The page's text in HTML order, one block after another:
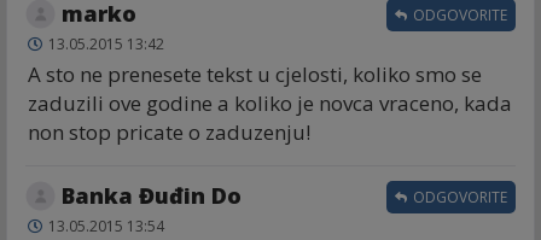
marko
13.05.2015 13:42
A sto ne prenesete tekst u cjelosti, koliko smo se
zaduzili ove godine a koliko je novca vraceno, kada
non stop pricate o zaduzenju!
ODGOVORITE
Banka Đuđin Do
13.05.2015 13:54
ODGOVORITE